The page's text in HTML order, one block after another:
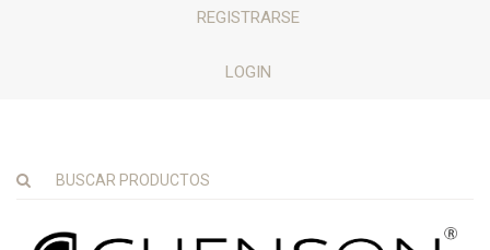
REGISTRARSE
LOGIN